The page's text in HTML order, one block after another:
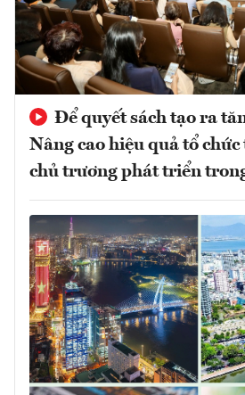
Để quyết sách tạo ra
Nâng cao hiệu quả tổ chức
chủ trương phát triển